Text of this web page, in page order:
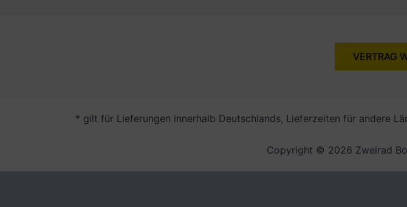
VERTRAG
* gilt für Lieferungen innerhalb Deutschlands, Lieferzeiten für andere
Copyright © 2026 Zweirad